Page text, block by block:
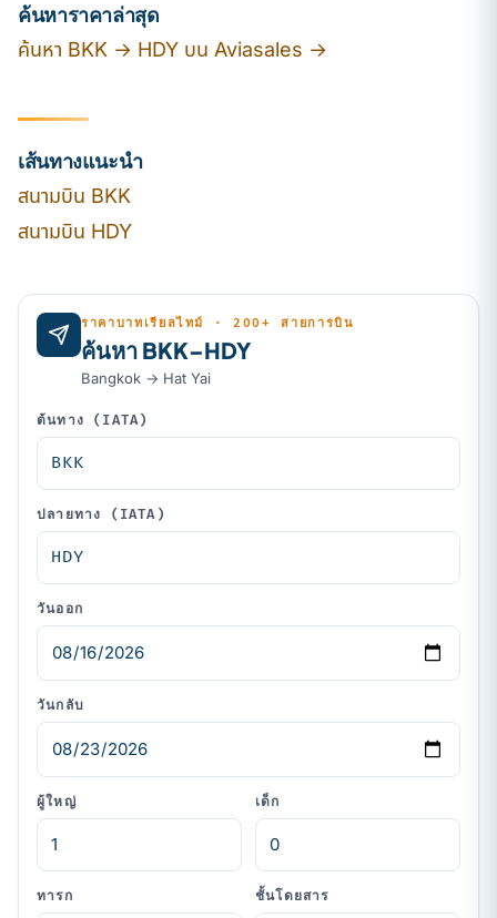
ค้นหาราคาล่าสุด
ค้นหา BKK → HDY บน Aviasales →
เส้นทางแนะนำ
สนามบิน BKK
สนามบิน HDY
ราคาบาทเรียลไทม์ · 200+ สายการบิน
ค้นหา BKK–HDY
Bangkok → Hat Yai
ต้นทาง (IATA)
ปลายทาง (IATA)
วันออก
วันกลับ
ผู้ใหญ่ เด็ก
ทารก ชั้นโดยสาร